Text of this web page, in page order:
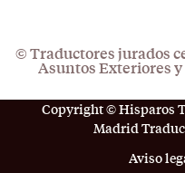
© Traductores jurados
Asuntos Exteriores y
Copyright © Hisparos
Madrid
Aviso